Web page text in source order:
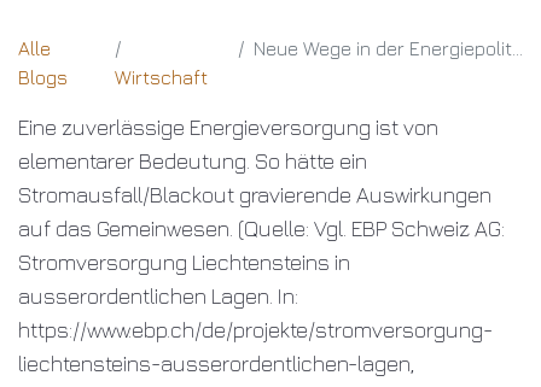
Alle
Blogs
Wirtschaft
Neue Wege in der Energiepolitik
Eine zuverlässige Energieversorgung ist von
elementarer Bedeutung. So hätte ein
Stromausfall/Blackout gravierende Auswirkungen
auf das Gemeinwesen. (Quelle: Vgl. EBP Schweiz AG:
Stromversorgung Liechtensteins in
ausserordentlichen Lagen. In:
https://www.ebp.ch/de/projekte/stromversorgung-
liechtensteins-ausserordentlichen-lagen,